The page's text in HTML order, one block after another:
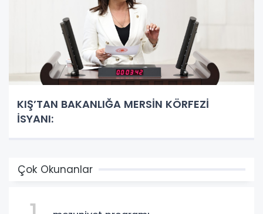
KIŞ’TAN BAKANLIĞA MERSİN KÖRFEZİ
İSYANI:
Çok Okunanlar